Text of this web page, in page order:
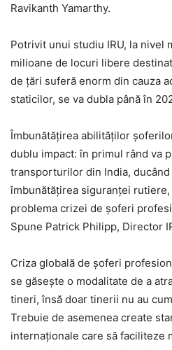
Ravikanth Yamarthy.
Potrivit unui studiu IRU, la nivel
milioane de locuri libere
de țări suferă enorm din cauza
staticilor, se va dubla până în
Îmbunătățirea abilităților
dublu impact: în primul rând va
transporturilor din India,
îmbunătățirea siguranței
problema crizei de șoferi
Spune Patrick Philipp, Director
Criza globală de șoferi
se găsește o modalitate de a
tineri, însă doar tinerii nu au
Trebuie de asemenea create
internaționale care să faciliteze